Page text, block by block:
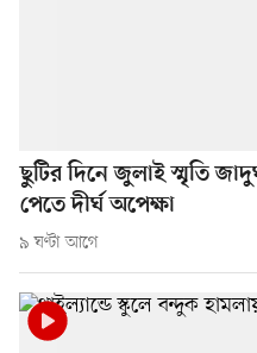
ছুটির দিনে জুলাই স্মৃতি
পেতে দীর্ঘ অপেক্ষা
৯ ঘণ্টা আগে